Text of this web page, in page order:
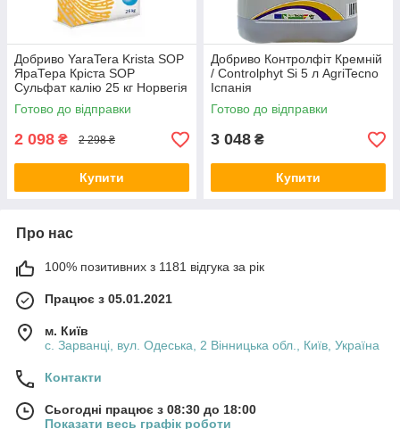
Добриво YaraTera Krista SOP
ЯраТера Кріста SOP
Сульфат калію 25 кг Норвегія
Готово до відправки
2 098 ₴ 2 298 ₴
Купити
Добриво Контролфіт Кремній
/ Controlphyt Si 5 л AgriTecno
Іспанія
Готово до відправки
3 048 ₴
Купити
Про нас
100% позитивних з 1181 відгука за рік
Працює з 05.01.2021
м. Київ
с. Зарванці, вул. Одеська, 2 Вінницька обл., Київ, Україна
Контакти
Сьогодні працює з 08:30 до 18:00
Показати весь графік роботи